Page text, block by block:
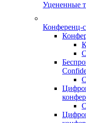
Уцененные
Конференц-